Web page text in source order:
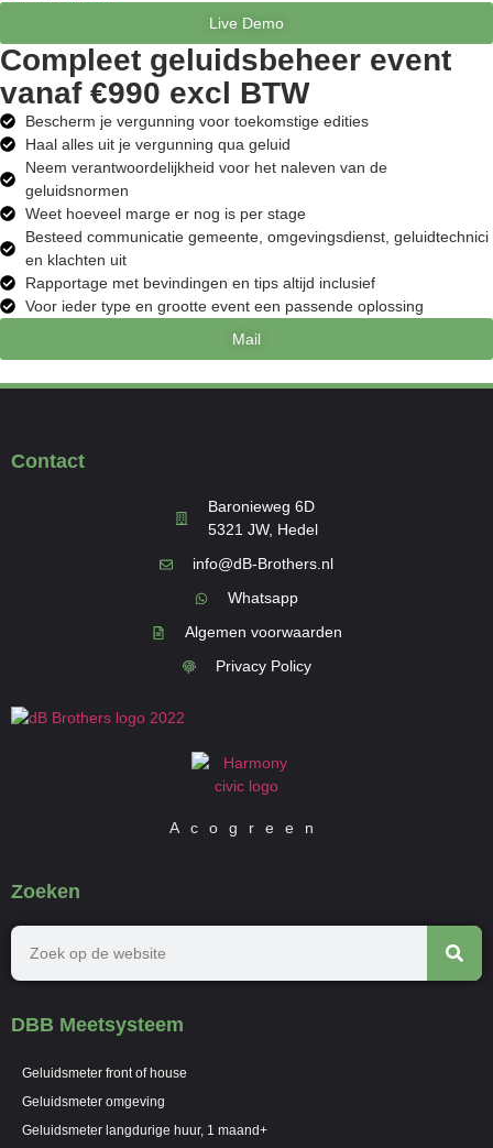
Live Demo
Compleet geluidsbeheer event
vanaf €990 excl BTW
Bescherm je vergunning voor toekomstige edities
Haal alles uit je vergunning qua geluid
Neem verantwoordelijkheid voor het naleven van de
geluidsnormen
Weet hoeveel marge er nog is per stage
Besteed communicatie gemeente, omgevingsdienst, geluidtechnici
en klachten uit
Rapportage met bevindingen en tips altijd inclusief
Voor ieder type en grootte event een passende oplossing
Mail
Zoeken
DBB Meetsysteem
Geluidsmeter front of house
Geluidsmeter omgeving
Geluidsmeter langdurige huur, 1 maand+
Contact
Baronieweg 6D
5321 JW, Hedel
info@dB-Brothers.nl
Whatsapp
Algemen voorwaarden
Privacy Policy
Acogreen